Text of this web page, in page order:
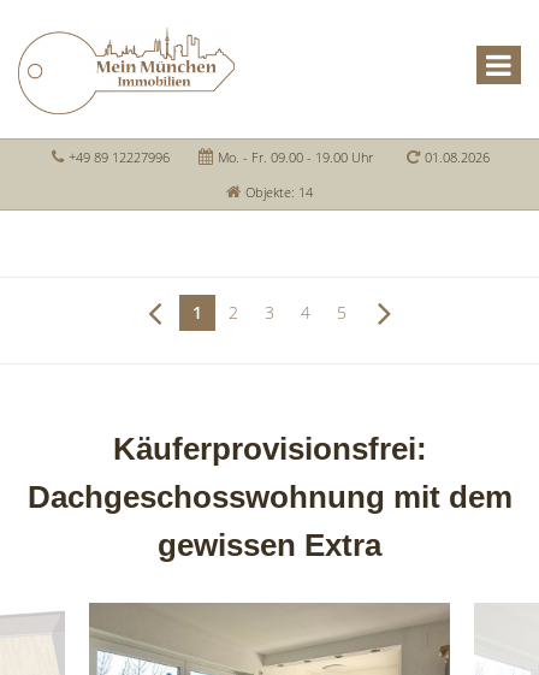
+49 89 12227996 Mo. - Fr. 09.00 - 19.00 Uhr
01.08.2026
Objekte: 14
1 2 3 4 5
Käuferprovisionsfrei:
Dachgeschosswohnung mit dem
gewissen Extra